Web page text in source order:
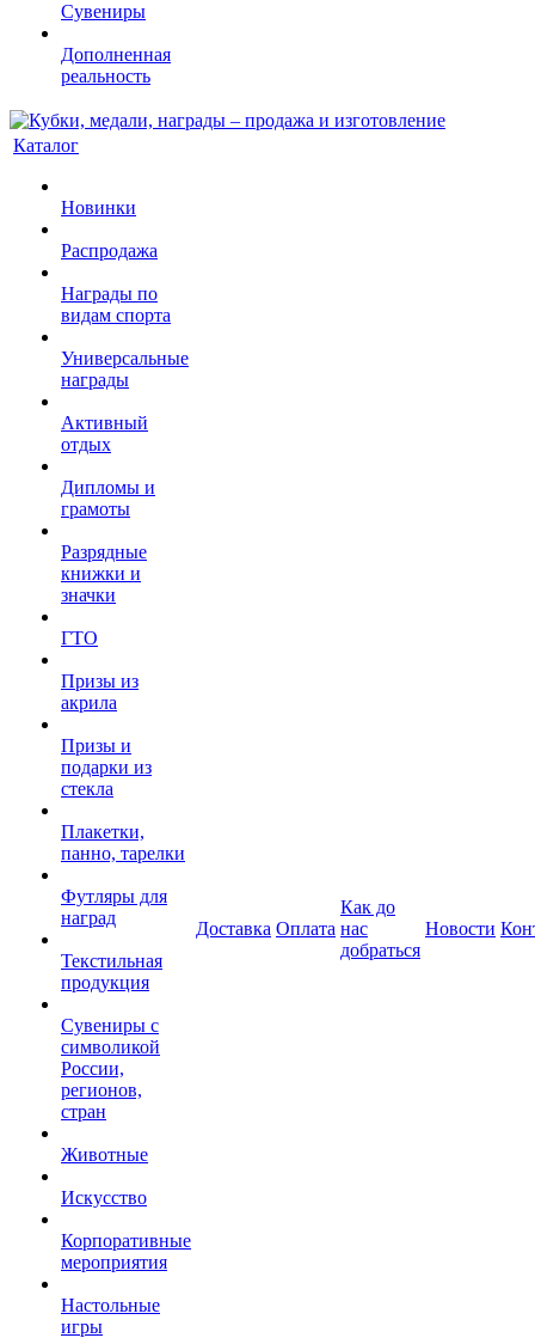
Сувениры
Дополненная
реальность
Каталог
Новинки
Распродажа
Награды по
видам спорта
Универсальные
награды
Активный
отдых
Дипломы и
грамоты
Разрядные
книжки и
значки
ГТО
Призы из
акрила
Призы и
подарки из
стекла
Плакетки,
панно, тарелки
Футляры для
наград
Текстильная
продукция
Сувениры с
символикой
России,
регионов,
стран
Животные
Искусство
Корпоративные
мероприятия
Настольные
игры
Доставка Оплата
Как до
нас
добраться
Новости